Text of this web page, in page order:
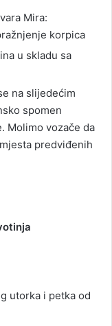
Mira:
korpica
u skladu sa
na slijedećim
spomen
Molimo vozače da
predviđenih
utorka i petka od